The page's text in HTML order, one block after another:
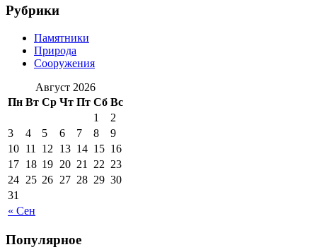
Рубрики
Памятники
Природа
Сооружения
Август 2026
Пн Вт Ср Чт Пт Сб Вс
« Сен
1
2
3
4 5 6 7 8
9
10 11 12 13 14 15 16
17 18 19 20 21 22 23
24 25 26 27 28 29 30
31
Популярное